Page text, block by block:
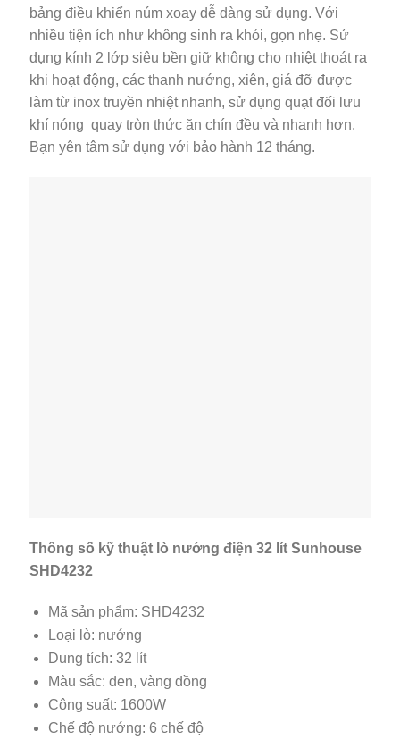
bảng điều khiển núm xoay dễ dàng sử dụng. Với
nhiều tiện ích như không sinh ra khói, gọn nhẹ. Sử
dụng kính 2 lớp siêu bền giữ không cho nhiệt thoát ra
khi hoạt động, các thanh nướng, xiên, giá đỡ được
làm từ inox truyền nhiệt nhanh, sử dụng quạt đối lưu
khí nóng quay tròn thức ăn chín đều và nhanh hơn.
Bạn yên tâm sử dụng với bảo hành 12 tháng.
Thông số kỹ thuật lò nướng điện 32 lít Sunhouse
SHD4232
Mã sản phẩm: SHD4232
Loại lò: nướng
Dung tích: 32 lít
Màu sắc: đen, vàng đồng
Công suất: 1600W
Chế độ nướng: 6 chế độ